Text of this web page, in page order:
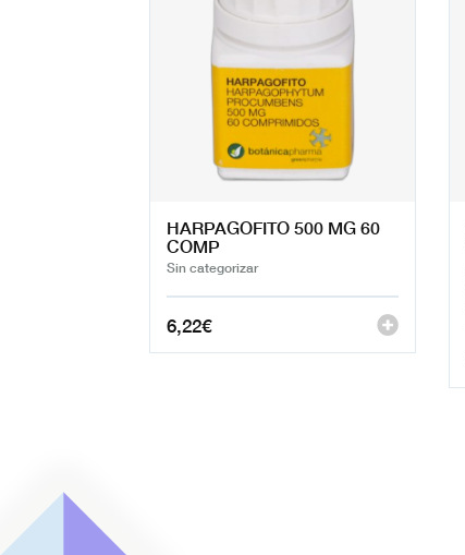
HARPAGOFITO 500 MG 60
COMP
Sin categorizar
6,22€